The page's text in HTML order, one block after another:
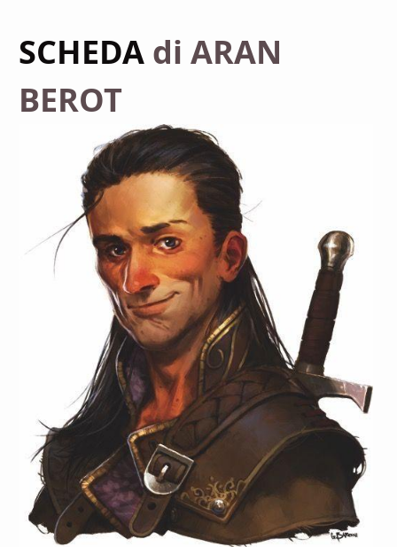
SCHEDA di ARAN
BEROT